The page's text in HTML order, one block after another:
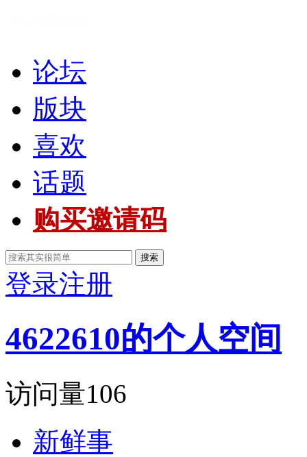
论坛
版块
喜欢
话题
购买邀请码
搜索
登录注册
4622610的个人空间
访问量106
新鲜事